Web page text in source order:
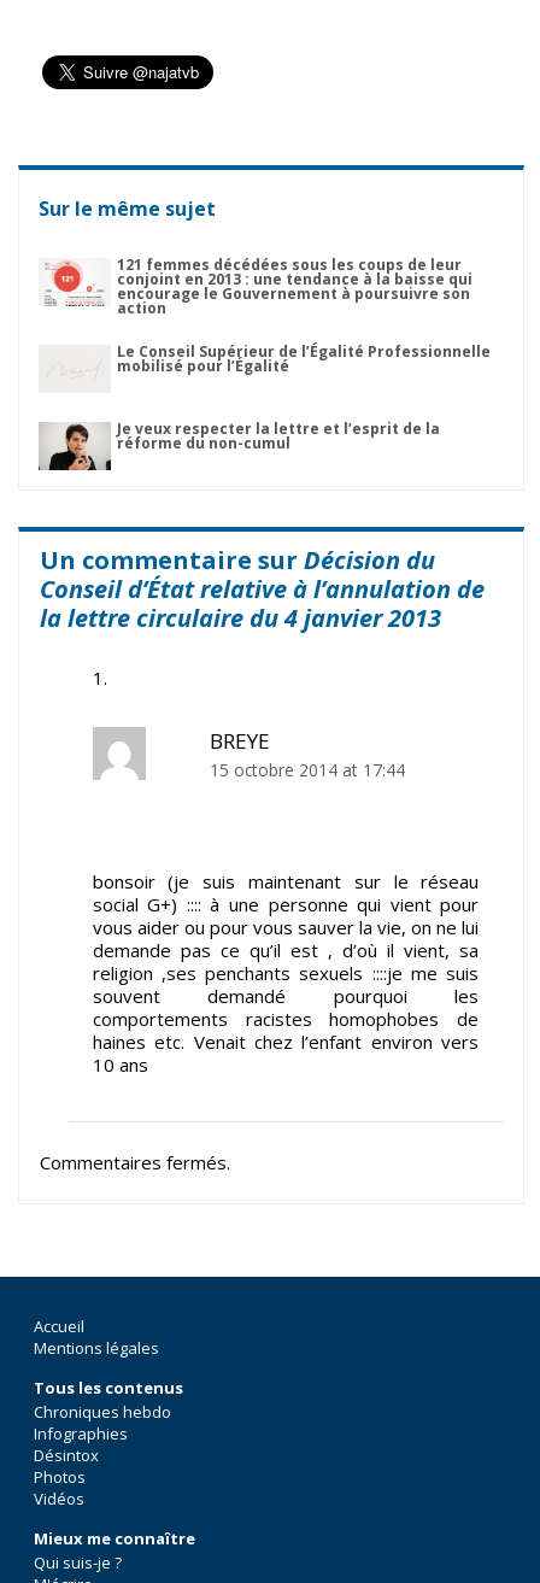
Sur le même sujet
121 femmes décédées sous les coups de leur
conjoint en 2013 : une tendance à la baisse qui
encourage le Gouvernement à poursuivre son
action
Le Conseil Supérieur de l’Égalité Professionnelle
mobilisé pour l’Égalité
Je veux respecter la lettre et l’esprit de la
réforme du non-cumul
Un commentaire sur Décision du
Conseil d’État relative à l’annulation de
la lettre circulaire du 4 janvier 2013
BREYE
15 octobre 2014 at 17:44
bonsoir (je suis maintenant sur le réseau
social G+) :::: à une personne qui vient pour
vous aider ou pour vous sauver la vie, on ne lui
demande pas ce qu’il est , d’où il vient, sa
religion ,ses penchants sexuels ::::je me suis
souvent demandé pourquoi les
comportements racistes homophobes de
haines etc. Venait chez l’enfant environ vers
10 ans
Commentaires fermés.
Accueil
Mentions légales
Tous les contenus
Chroniques hebdo
Infographies
Désintox
Photos
Vidéos
Mieux me connaître
Qui suis-je ?